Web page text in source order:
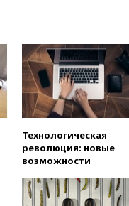
Технологическая
революция: новые
возможности